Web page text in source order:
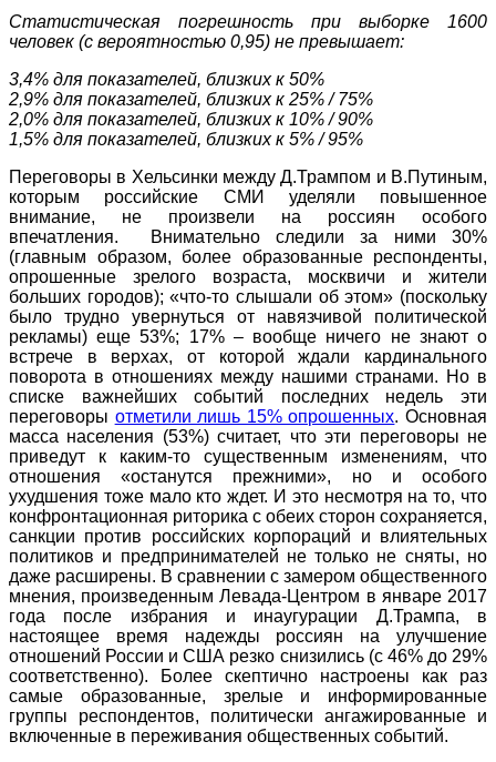
Статистическая погрешность при выборке 1600
человек (с вероятностью 0,95) не превышает:
3,4% для показателей, близких к 50%
2,9% для показателей, близких к 25% / 75%
2,0% для показателей, близких к 10% / 90%
1,5% для показателей, близких к 5% / 95%
Переговоры в Хельсинки между Д.Трампом и В.Путиным,
которым российские СМИ уделяли повышенное
внимание, не произвели на россиян особого
впечатления. Внимательно следили за ними 30%
(главным образом, более образованные респонденты,
опрошенные зрелого возраста, москвичи и жители
больших городов); «что-то слышали об этом» (поскольку
было трудно увернуться от навязчивой политической
рекламы) еще 53%; 17% – вообще ничего не знают о
встрече в верхах, от которой ждали кардинального
поворота в отношениях между нашими странами. Но в
списке важнейших событий последних недель эти
переговоры отметили лишь 15% опрошенных. Основная
масса населения (53%) считает, что эти переговоры не
приведут к каким-то существенным изменениям, что
отношения «останутся прежними», но и особого
ухудшения тоже мало кто ждет. И это несмотря на то, что
конфронтационная риторика с обеих сторон сохраняется,
санкции против российских корпораций и влиятельных
политиков и предпринимателей не только не сняты, но
даже расширены. В сравнении с замером общественного
мнения, произведенным Левада-Центром в январе 2017
года после избрания и инаугурации Д.Трампа, в
настоящее время надежды россиян на улучшение
отношений России и США резко снизились (с 46% до 29%
соответственно). Более скептично настроены как раз
самые образованные, зрелые и информированные
группы респондентов, политически ангажированные и
включенные в переживания общественных событий.